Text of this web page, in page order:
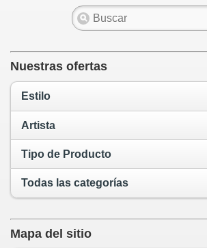
Nuestras ofertas
Estilo
Artista
Tipo de Producto
Todas las categorías
Mapa del sitio